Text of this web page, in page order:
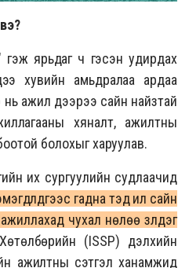
гэж ярьдаг ч гэсэн удирдах
хувийн амьдралаа ардаа
нь ажил дээрээ сайн найзтай
хяналт, ажилтны
болохыг харуулав.
их сургуулийн судлаачид
гадна тэд илүү сайн
чухал нөлөө үзүүлдэг
(ISSP) дэлхийн
ажилтны сэтгэл ханамжид